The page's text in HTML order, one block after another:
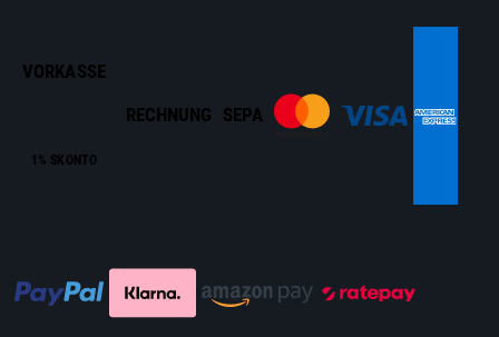
VORKASSE
1% SKONTO
RECHNUNG SEPA